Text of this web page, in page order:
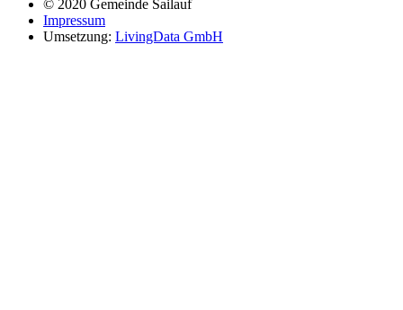
© 2020 Gemeinde Sailauf
Impressum
Umsetzung: LivingData GmbH